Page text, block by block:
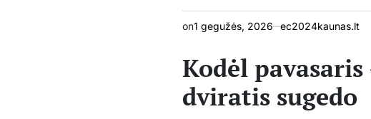
on1 gegužės, 2026 ec2024kaunas.lt
Kodėl
dviratis sugedo